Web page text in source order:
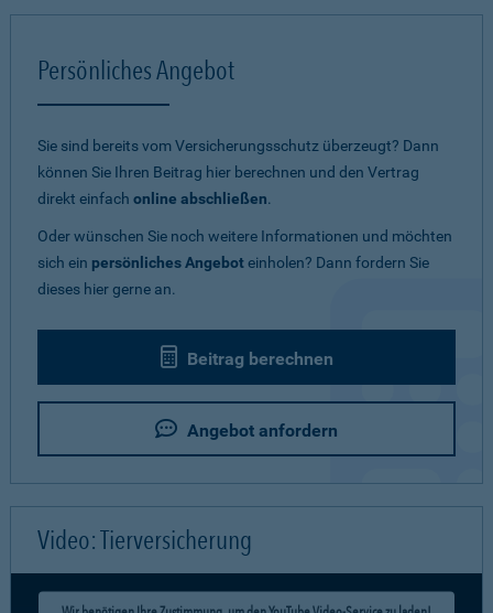
Persönliches Angebot
Sie sind bereits vom Versicherungsschutz überzeugt? Dann
können Sie Ihren Beitrag hier berechnen und den Vertrag
direkt einfach online abschließen.
Oder wünschen Sie noch weitere Informationen und möchten
sich ein persönliches Angeboteinholen? Dann fordern Sie
dieses hier gerne an.
Beitrag berechnen
Angebot anfordern
Video: Tierversicherung